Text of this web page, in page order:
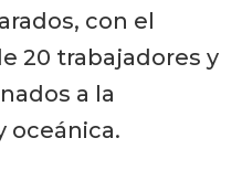
con el
20 trabajadores y
a la
oceánica.